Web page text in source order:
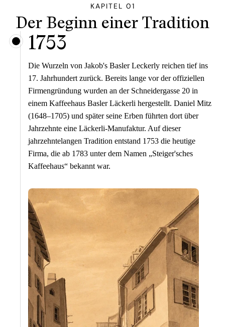
KAPITEL 01
Der Beginn einer Tradition
1753
Die Wurzeln von Jakob's Basler Leckerly reichen tief ins
17. Jahrhundert zurück. Bereits lange vor der offiziellen
Firmengründung wurden an der Schneidergasse 20 in
einem Kaffeehaus Basler Läckerli hergestellt. Daniel Mitz
(1648–1705) und später seine Erben führten dort über
Jahrzehnte eine Läckerli-Manufaktur. Auf dieser
jahrzehntelangen Tradition entstand 1753 die heutige
Firma, die ab 1783 unter dem Namen „Steiger'sches
Kaffeehaus“ bekannt war.